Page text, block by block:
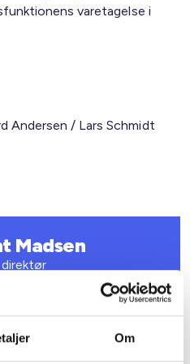
Om
varetagelse i
Andersen / Lars Schmidt
Madsen